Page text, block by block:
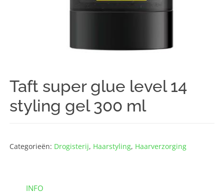
Taft super glue level 14
styling gel 300 ml
Categorieën: Drogisterij, Haarstyling, Haarverzorging
INFO